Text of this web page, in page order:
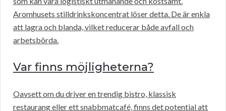
Aromhusets stilldrinkskoncentrat löser detta. De är enkla
att lagra och blanda, vilket reducerar både avfall och
arbetsbörda.
Var finns möjligheterna?
Oavsett om du driver en trendig bistro, klassisk
restaurang eller ett snabbmatcafé, finns det potential att